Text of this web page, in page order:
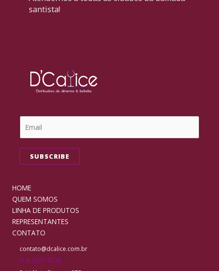
santista!
SUBSCRIBE
HOME
QUEM SOMOS
LINHA DE PRODUTOS
REPRESENTANTES
CONTATO
contato@dcalice.com.br
(13) 3357-5728